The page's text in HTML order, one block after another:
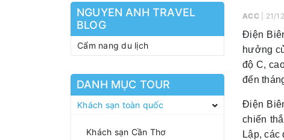
NGUYEN ANH TRAVEL
BLOG
Cẩm nang du lịch
DANH MỤC TOUR
Khách sạn toàn quốc
Khách sạn Cần Thơ
ACC | 21/
Điện
hưởng
độ C,
đến
Điện
chiến
Lập, các